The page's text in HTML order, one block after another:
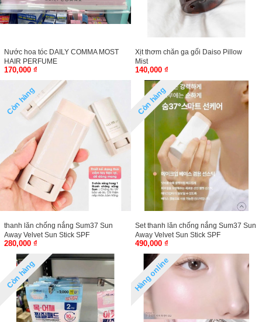
Nước hoa tóc DAILY COMMA MOST
HAIR PERFUME
170,000 ₫
Xịt thơm chăn ga gối Daiso Pillow
Mist
140,000 ₫
Còn hàng
thanh lăn chống nắng Sum37 Sun
Away Velvet Sun Stick SPF
50+PA++++
280,000 ₫
Còn hàng
Set thanh lăn chống nắng Sum37 Sun
Away Velvet Sun Stick SPF
50+PA++++
490,000 ₫
Còn hàng Hàng online